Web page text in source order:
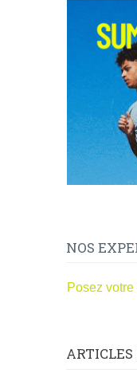
NOS
Posez
ARTICLES